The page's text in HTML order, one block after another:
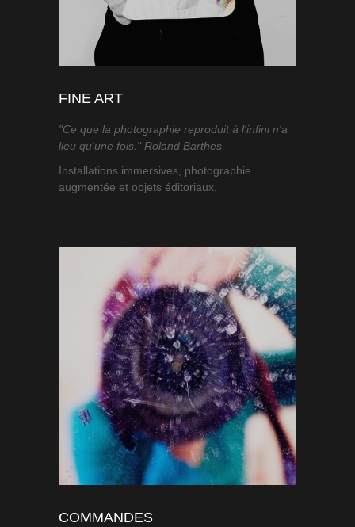
FINE ART
"Ce que la photographie reproduit à l'infini n'a
lieu qu'une fois." Roland Barthes.
Installations immersives, photographie
augmentée et objets éditoriaux.
COMMANDES